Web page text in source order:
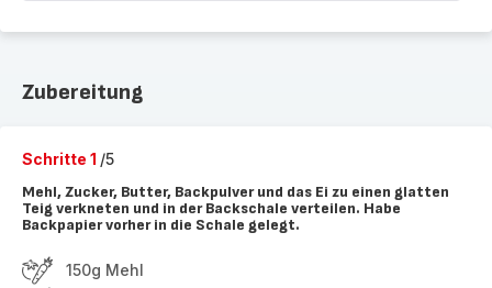
Zubereitung
Schritte 1 /5
Mehl, Zucker, Butter, Backpulver und das Ei zu einen glatten
Teig verkneten und in der Backschale verteilen. Habe
Backpapier vorher in die Schale gelegt.
150g Mehl